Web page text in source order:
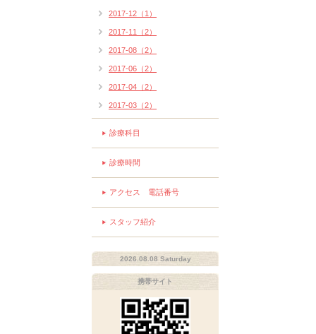
2017-12（1）
2017-11（2）
2017-08（2）
2017-06（2）
2017-04（2）
2017-03（2）
診療科目
診療時間
アクセス 電話番号
スタッフ紹介
2026.08.08 Saturday
携帯サイト